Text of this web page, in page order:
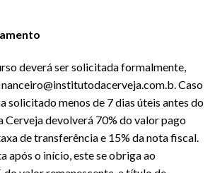
deverá ser solicitada formalmente,
Caso
solicitado menos de 7 dias úteis antes do
Cerveja devolverá 70% do valor pago
de transferência e 15% da nota fiscal.
após o início, este se obriga ao